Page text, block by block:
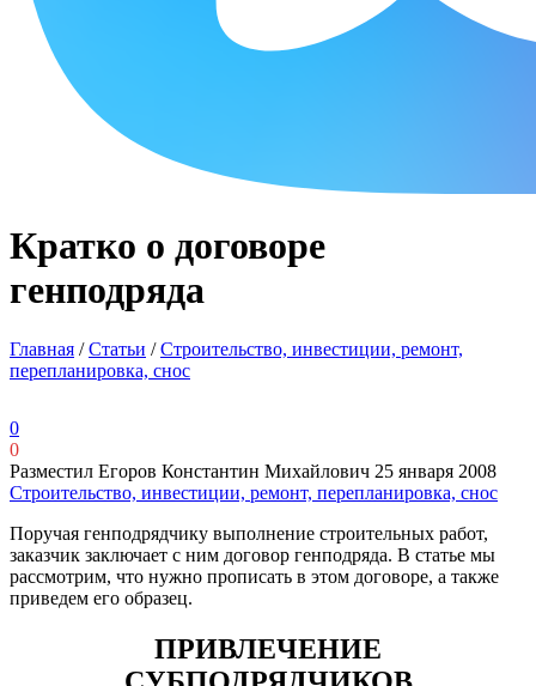
Кратко о договоре
генподряда
Главная /Статьи /Строительство, инвестиции, ремонт,
перепланировка, снос
0
0
Разместил Егоров Константин Михайлович 25 января 2008
Строительство, инвестиции, ремонт, перепланировка, снос
Поручая генподрядчику выполнение строительных работ,
заказчик заключает с ним договор генподряда. В статье мы
рассмотрим, что нужно прописать в этом договоре, а также
приведем его образец.
ПРИВЛЕЧЕНИЕ